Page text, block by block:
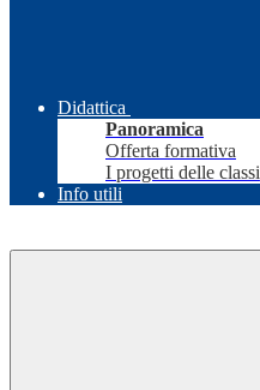
Didattica
Panoramica
Offerta formativa
I progetti delle classi
Info utili